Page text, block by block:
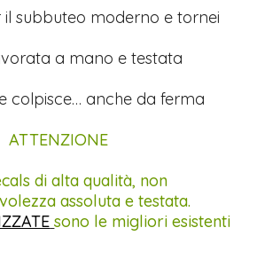
subbuteo moderno e tornei
a mano e testata
colpisce… anche da ferma
ATTENZIONE
di alta qualità, non
assoluta e testata.
sono le migliori esistenti